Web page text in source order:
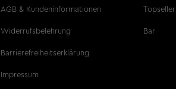
AGB & Kundeninformationen
Widerrufsbelehrung
Barrierefreiheitserklärung
Impressum
Topseller
Bar